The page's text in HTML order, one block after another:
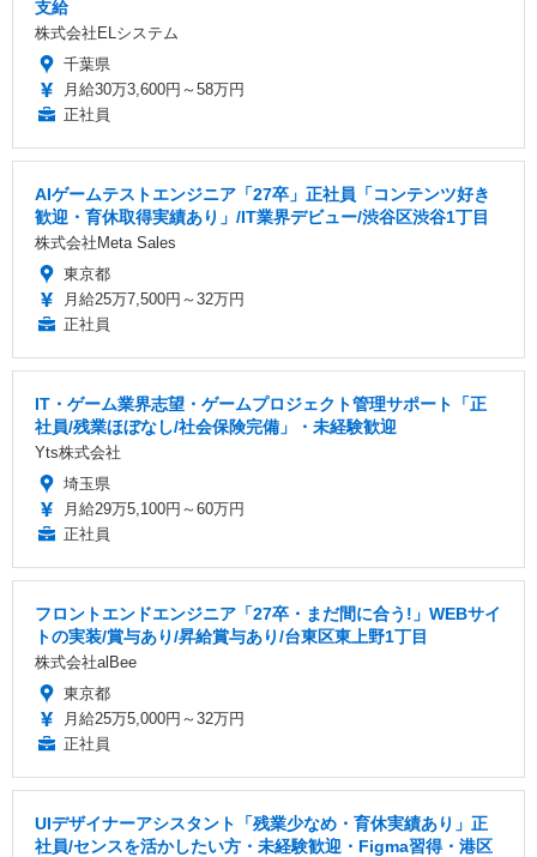
支給
株式会社ELシステム
千葉県
月給30万3,600円～58万円
正社員
AIゲームテストエンジニア「27卒」正社員「コンテンツ好き
歓迎・育休取得実績あり」/IT業界デビュー/渋谷区渋谷1丁目
株式会社Meta Sales
東京都
月給25万7,500円～32万円
正社員
IT・ゲーム業界志望・ゲームプロジェクト管理サポート「正
社員/残業ほぼなし/社会保険完備」・未経験歓迎
Yts株式会社
埼玉県
月給29万5,100円～60万円
正社員
フロントエンドエンジニア「27卒・まだ間に合う!」WEBサイ
トの実装/賞与あり/昇給賞与あり/台東区東上野1丁目
株式会社alBee
東京都
月給25万5,000円～32万円
正社員
UIデザイナーアシスタント「残業少なめ・育休実績あり」正
社員/センスを活かしたい方・未経験歓迎・Figma習得・港区